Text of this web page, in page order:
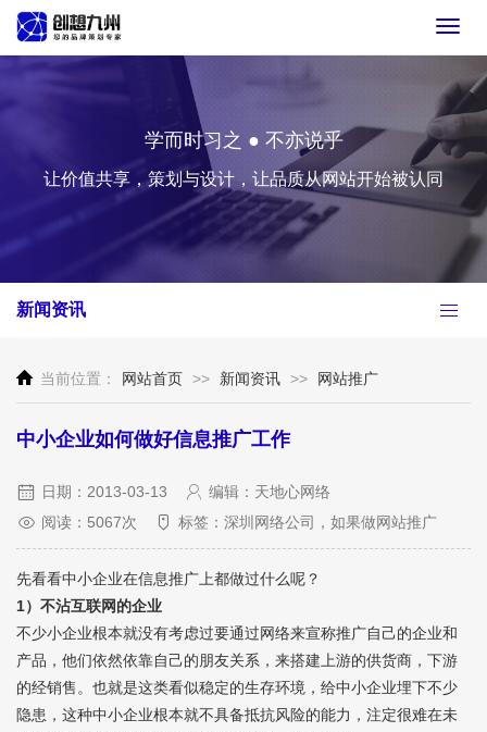
学而时习之 ● 不亦说乎
让价值共享，策划与设计，让品质从网站开始被认同
新闻资讯
当前位置： 网站首页 >> 新闻资讯 >> 网站推广
中小企业如何做好信息推广工作
日期：2013-03-13
编辑：天地心网络
阅读：5067次
标签：深圳网络公司，如果做网站推广
先看看中小企业在信息推广上都做过什么呢？
1）不沾互联网的企业
不少小企业根本就没有考虑过要通过网络来宣称推广自己的企业和
产品，他们依然依靠自己的朋友关系，来搭建上游的供货商，下游
的经销售。也就是这类看似稳定的生存环境，给中小企业埋下不少
隐患，这种中小企业根本就不具备抵抗风险的能力，注定很难在未